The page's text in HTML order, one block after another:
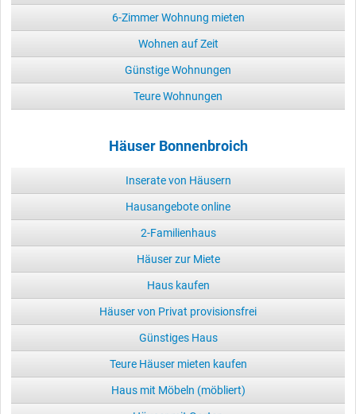
6-Zimmer Wohnung mieten
Wohnen auf Zeit
Günstige Wohnungen
Teure Wohnungen
Häuser Bonnenbroich
Inserate von Häusern
Hausangebote online
2-Familienhaus
Häuser zur Miete
Haus kaufen
Häuser von Privat provisionsfrei
Günstiges Haus
Teure Häuser mieten kaufen
Haus mit Möbeln (möbliert)